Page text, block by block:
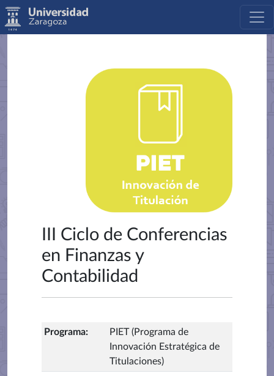
III Ciclo de Conferencias
en Finanzas y
Contabilidad
Programa:
PIET (Programa de
Innovación Estratégica de
Titulaciones)